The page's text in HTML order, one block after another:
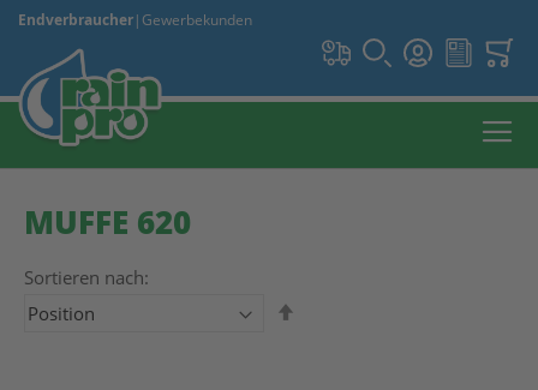
Endverbraucher| Gewerbekunden
MUFFE 620
Sortieren nach: